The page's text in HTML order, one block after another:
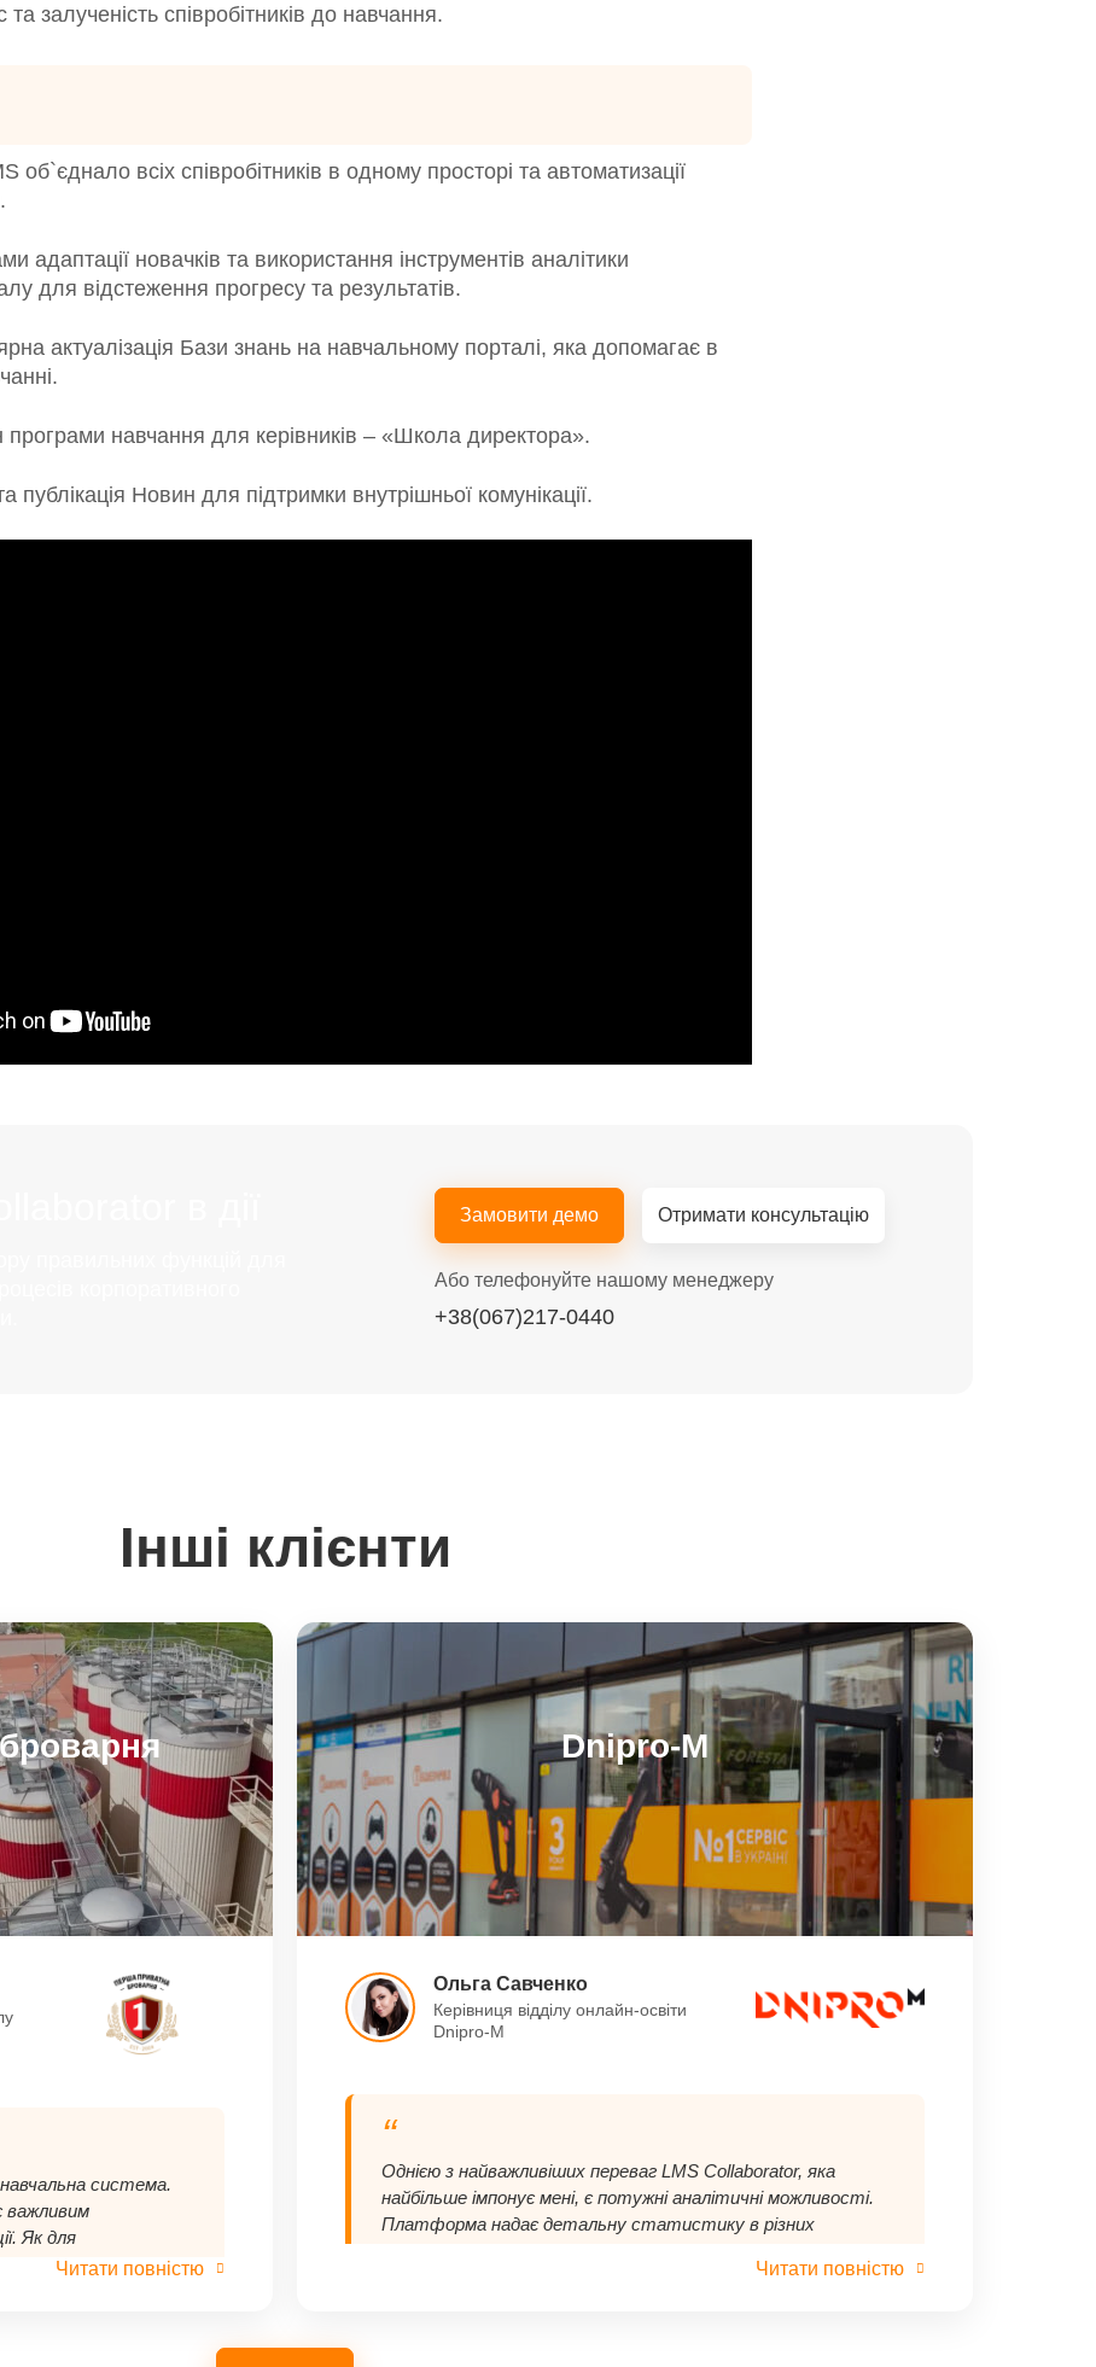
залученість співробітників до навчання.
всіх співробітників в одному просторі та автоматизації
адаптації новачків та використання інструментів аналітики
для відстеження прогресу та результатів.
актуалізація Бази знань на навчальному порталі, яка допомагає в
програми навчання для керівників – «Школа директора».
Новин для підтримки внутрішньої комунікації.
Замовити демо Отримати консультацію
Або телефонуйте нашому менеджеру
+38(067)217-0440
Інші клієнти
система.
важливим
Як для
є гнучкість у
Читати повністю
Dnipro-M
Ольга Савченко
Керівниця відділу онлайн-освіти
Dnipro-M
“
Однією з найважливіших переваг LMS Collaborator, яка
найбільше імпонує мені, є потужні аналітичні можливості.
Платформа надає детальну статистику в різних
відстежувати рівень залученості та успішністьЧитати повністю